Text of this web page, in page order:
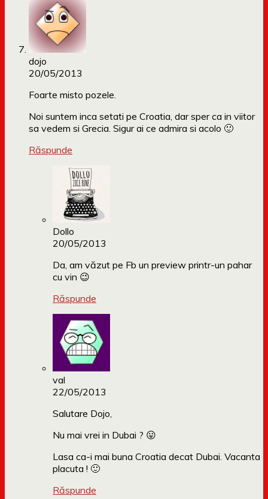
dojo
20/05/2013
Foarte misto pozele.
Noi suntem inca setati pe Croatia, dar sper ca in viitor
sa vedem si Grecia. Sigur ai ce admira si acolo 🙂
Răspunde
Dollo
20/05/2013
Da, am văzut pe Fb un preview printr-un pahar
cu vin 😉
Răspunde
val
22/05/2013
Salutare Dojo,
Nu mai vrei in Dubai ? 😛
Lasa ca-i mai buna Croatia decat Dubai. Vacanta
placuta ! 🙂
Răspunde